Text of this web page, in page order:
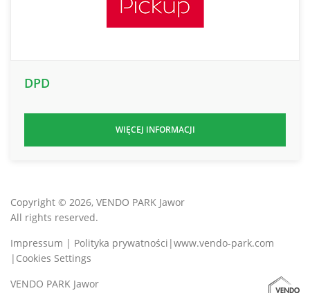
DPD
WIĘCEJ INFORMACJI
Copyright © 2026, VENDO PARK Jawor
All rights reserved.
Impressum | Polityka prywatności www.vendo-park.com
Cookies Settings
VENDO PARK Jawor